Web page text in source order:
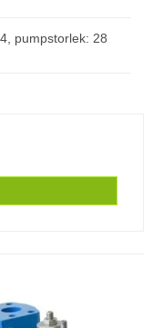
pumpstorlek: 28